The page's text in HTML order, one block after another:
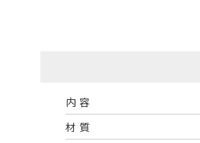
内 容
材 質